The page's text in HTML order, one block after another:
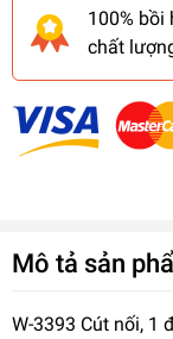
100% bồi
chất
Mô tả sản
W-3393 Cút nối, 1